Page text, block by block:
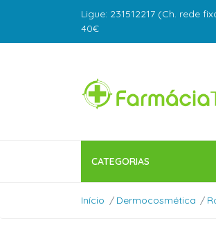
Ligue: 231512217 (Ch. rede
40€
CATEGORIAS
Início Dermocosmética